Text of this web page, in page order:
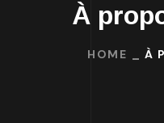
À
HOME À